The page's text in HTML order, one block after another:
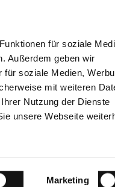
für soziale
Außerdem geben wir
für soziale Medien,
mit weiteren
Nutzung der Dienste
unsere Webseite
Marketing